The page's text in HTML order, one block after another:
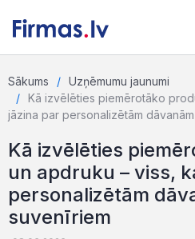
Sākums
Uzņēmumu jaunumi
Kā izvēlēties piemērotāko
jāzina par personalizētām
Kā izvēlēties
un apdruku – viss,
personalizētām
suvenīriem